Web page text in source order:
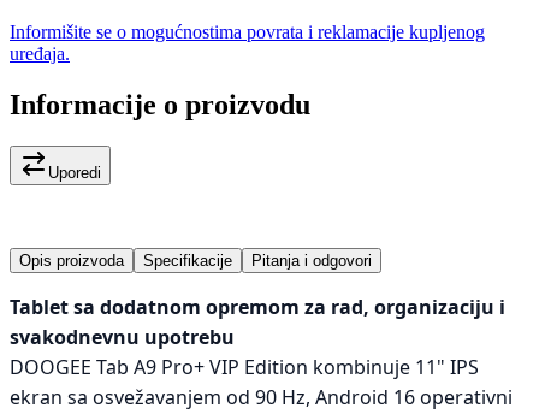
Informišite se o mogućnostima povrata i reklamacije kupljenog
uređaja.
Informacije o proizvodu
Uporedi
Opis proizvoda Specifikacije Pitanja i odgovori
Tablet sa dodatnom opremom za rad, organizaciju i
svakodnevnu upotrebu
DOOGEE Tab A9 Pro+ VIP Edition kombinuje 11" IPS
ekran sa osvežavanjem od 90 Hz, Android 16 operativni